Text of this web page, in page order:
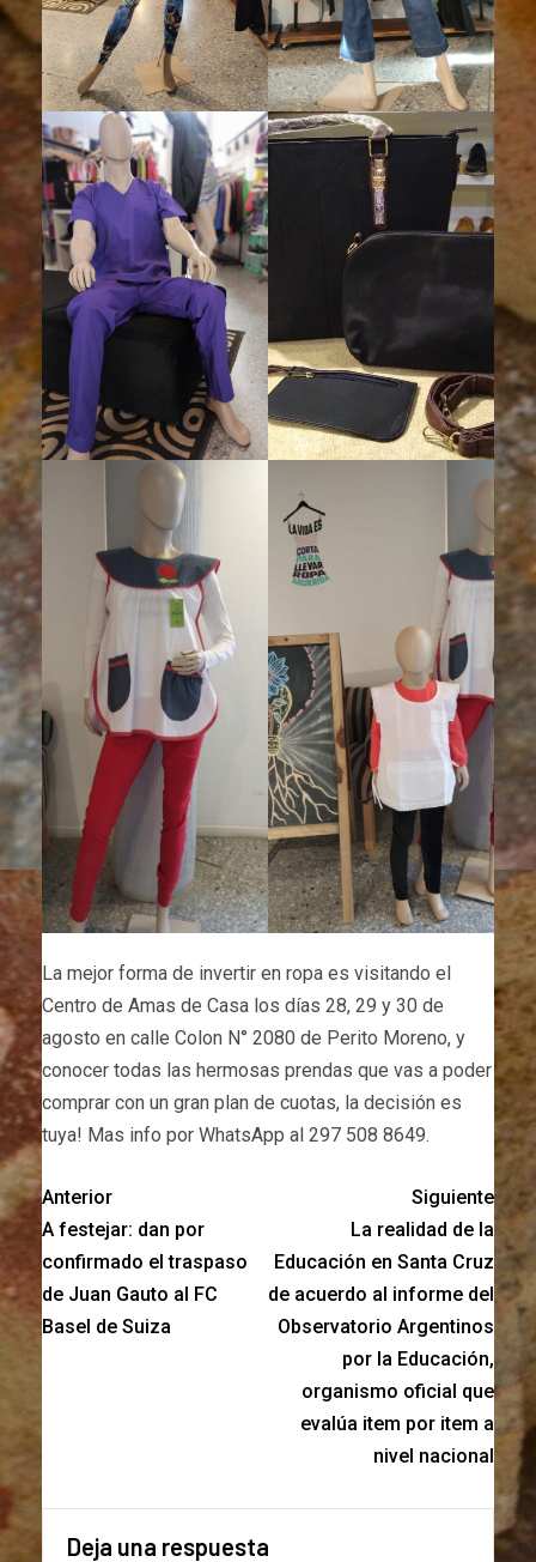
La mejor forma de invertir en ropa es visitando el
Centro de Amas de Casa los días 28, 29 y 30 de
agosto en calle Colon N° 2080 de Perito Moreno, y
conocer todas las hermosas prendas que vas a poder
comprar con un gran plan de cuotas, la decisión es
tuya! Mas info por WhatsApp al 297 508 8649.
Anterior
A festejar: dan por
confirmado el traspaso
de Juan Gauto al FC
Basel de Suiza
Siguiente
La realidad de la
Educación en Santa Cruz
de acuerdo al informe del
Observatorio Argentinos
por la Educación,
organismo oficial que
evalúa item por item a
nivel nacional
Deja una respuesta